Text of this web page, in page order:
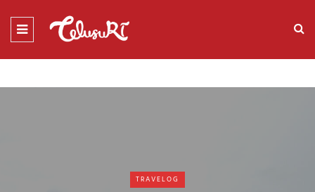
TRAVELOG